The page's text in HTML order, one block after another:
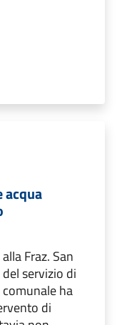
acqua
Fraz. San
servizio di
ha
di